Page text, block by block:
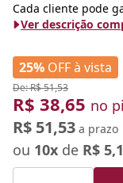
Cada cliente pode
Cada cliente Prime
Contém:
- Lumina Creme
Niacinamida 60g
- Sérum Íntimo 7 em
Ver descrição
25% OFF à vista
De: R$ 51,53
R$ 38,65 no
R$ 51,53 a prazo
ou 10x de R$